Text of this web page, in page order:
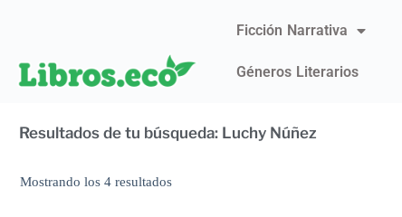
Ficción Narrativa
Géneros Literarios
Resultados de tu búsqueda: Luchy Núñez
Mostrando los 4 resultados